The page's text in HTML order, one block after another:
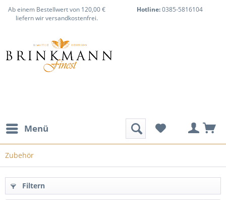
Ab einem Bestellwert von 120,00 €
liefern wir versandkostenfrei.
Hotline:0385-5816104
Menü
Zubehör
Filtern